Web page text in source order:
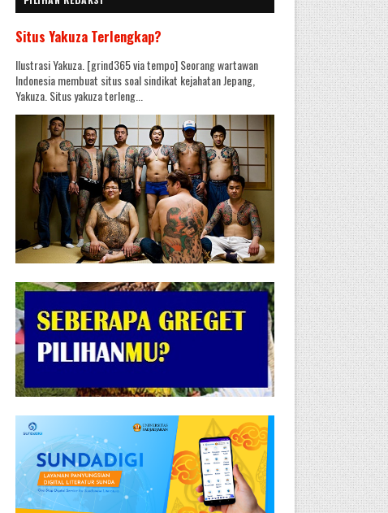
Situs Yakuza Terlengkap?
Ilustrasi Yakuza. [grind365 via tempo] Seorang wartawan
Indonesia membuat situs soal sindikat kejahatan Jepang,
Yakuza. Situs yakuza terleng...